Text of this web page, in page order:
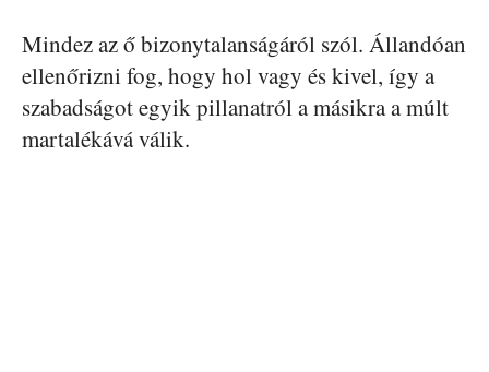
Mindez az ő bizonytalanságáról szól. Állandóan
ellenőrizni fog, hogy hol vagy és kivel, így a
szabadságot egyik pillanatról a másikra a múlt
martalékává válik.